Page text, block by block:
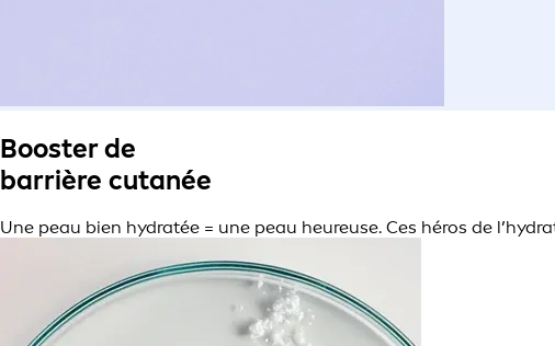
Booster de
barrière cutanée
Une peau bien hydratée = une peau heureuse. Ces héros de